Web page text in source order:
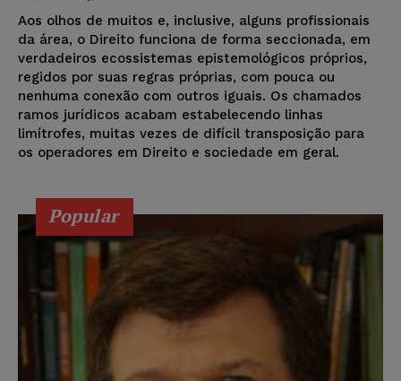
Aos olhos de muitos e, inclusive, alguns profissionais
da área, o Direito funciona de forma seccionada, em
verdadeiros ecossistemas epistemológicos próprios,
regidos por suas regras próprias, com pouca ou
nenhuma conexão com outros iguais. Os chamados
ramos jurídicos acabam estabelecendo linhas
limítrofes, muitas vezes de difícil transposição para
os operadores em Direito e sociedade em geral.
Popular